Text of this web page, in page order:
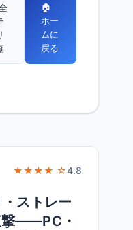
🏠
ホー
ムに
戻る
★★★★ ☆4.8
ストレー
撃——PC・